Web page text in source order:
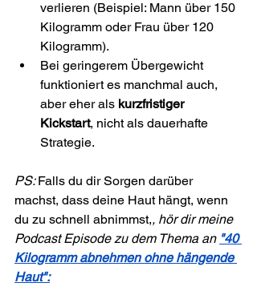
verlieren (Beispiel: Mann über 150
Kilogramm oder Frau über 120
Kilogramm).
Bei geringerem Übergewicht
funktioniert es manchmal auch,
aber eher als kurzfristiger
Kickstart, nicht als dauerhafte
Strategie.
PS: Falls du dir Sorgen darüber
machst, dass deine Haut hängt, wenn
du zu schnell abnimmst,, hör dir meine
Podcast Episode zu dem Thema an "40
Kilogramm abnehmen ohne hängende
Haut":